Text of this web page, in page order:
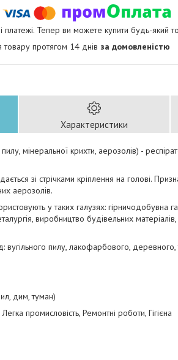
платежі. Тепер ви можете купити будь-який
протягом 14 днів за домовленістю
Характеристики
мінеральної крихти, аерозолів) -
зі стрічками кріплення на голові.
аерозолів.
у таких галузях: гірничодобувна
виробництво будівельних
пилу, лакофарбового, деревного,
дим, туман)
промисловість, Ремонтні роботи, Гігієна